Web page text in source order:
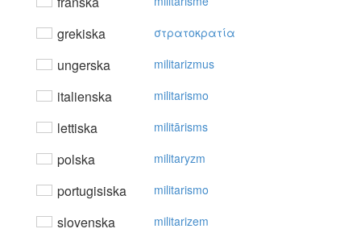
grekiska στρατoκρατία
ungerska militarizmus
italienska militarismo
lettiska militārisms
polska militaryzm
portugisiska militarismo
slovenska militarizem